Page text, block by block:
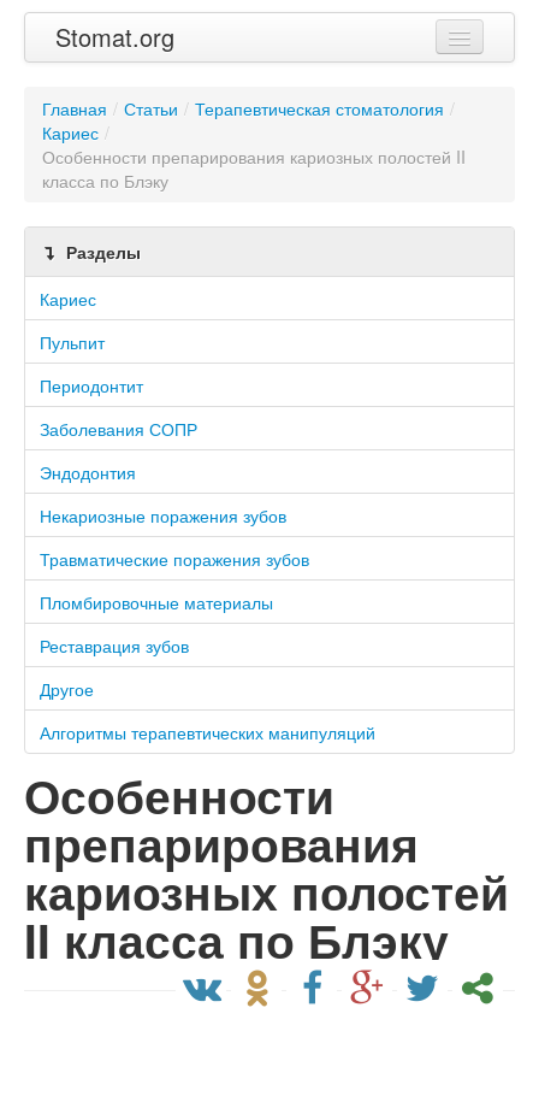
Stomat.org
Статьи
Контакты
Главная / Статьи / Терапевтическая стоматология /
Кариес /
Особенности препарирования кариозных полостей II
класса по Блэку
Разделы
Кариес
Пульпит
Периодонтит
Заболевания СОПР
Эндодонтия
Некариозные поражения зубов
Травматические поражения зубов
Пломбировочные материалы
Реставрация зубов
Другое
Алгоритмы терапевтических манипуляций
Особенности
препарирования
кариозных полостей
II класса по Блэку